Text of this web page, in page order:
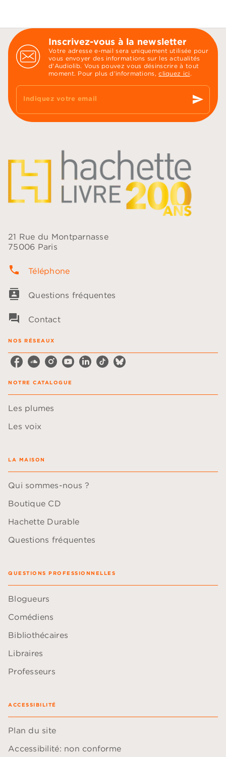
Inscrivez-vous à la newsletter
Votre adresse e-mail sera uniquement utilisée pour
vous envoyer des informations sur les actualités
d'Audiolib. Vous pouvez vous désinscrire à tout
moment. Pour plus d’informations,cliquez ici .
Indiquez votre email send
21 Rue du Montparnasse
75006 Paris
phone Téléphone
contacts Questions fréquentes
question_answer Contact
NOS RÉSEAUX
NOTRE CATALOGUE
Les plumes
Les voix
LA MAISON
Qui sommes-nous ?
Boutique CD
Hachette Durable
Questions fréquentes
QUESTIONS PROFESSIONNELLES
Blogueurs
Comédiens
Bibliothécaires
Libraires
Professeurs
ACCESSIBILITÉ
Plan du site
Accessibilité: non conforme